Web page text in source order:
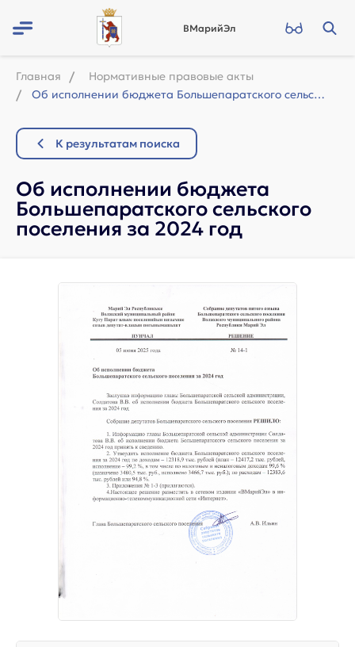
ВМарийЭл
Главная
Нормативные правовые акты
Об исполнении бюджета Большепаратского сельского поселения за 2024 год
К результатам поиска
Об исполнении бюджета
Большепаратского сельского
поселения за 2024 год